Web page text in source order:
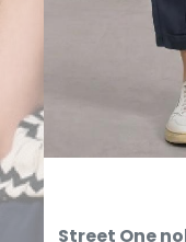
Street One